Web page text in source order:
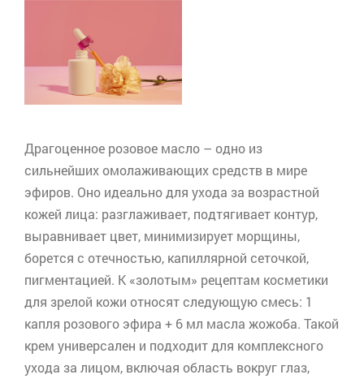
Драгоценное розовое масло – одно из
сильнейших омолаживающих средств в мире
эфиров. Оно идеально для ухода за возрастной
кожей лица: разглаживает, подтягивает контур,
выравнивает цвет, минимизирует морщины,
борется с отечностью, капиллярной сеточкой,
пигментацией. К «золотым» рецептам косметики
для зрелой кожи относят следующую смесь: 1
капля розового эфира + 6 мл масла жожоба. Такой
крем универсален и подходит для комплексного
ухода за лицом, включая область вокруг глаз,